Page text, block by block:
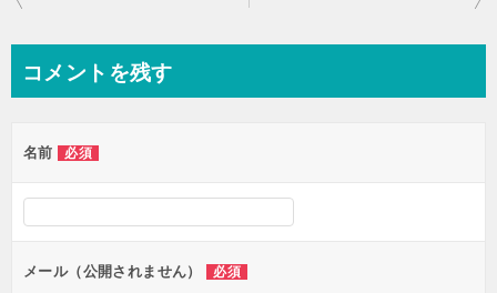
ビ
ー
シ
ン
コメントを残す
名前 必須
メール（公開されません） 必須